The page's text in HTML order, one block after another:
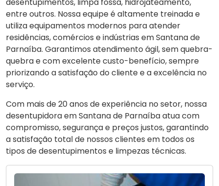
desentupimentos, limpa fossa, hidrojateamento,
entre outros. Nossa equipe é altamente treinada e
utiliza equipamentos modernos para atender
residências, comércios e indústrias em Santana de
Parnaíba. Garantimos atendimento ágil, sem quebra-
quebra e com excelente custo-benefício, sempre
priorizando a satisfação do cliente e a excelência no
serviço.
Com mais de 20 anos de experiência no setor, nossa
desentupidora em Santana de Parnaíba atua com
compromisso, segurança e preços justos, garantindo
a satisfação total de nossos clientes em todos os
tipos de desentupimentos e limpezas técnicas.